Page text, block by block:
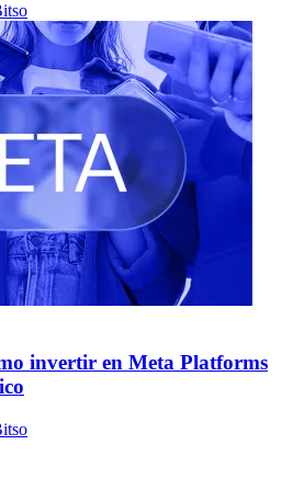
invertir en Meta Platforms